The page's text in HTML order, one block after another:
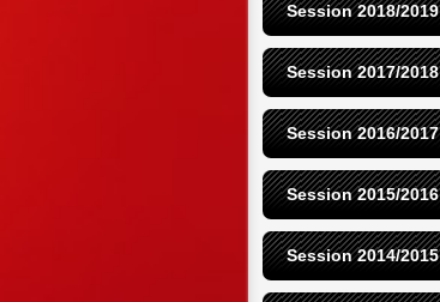
Session 2018/2019
Session 2017/2018
Session 2016/2017
Session 2015/2016
Session 2014/2015